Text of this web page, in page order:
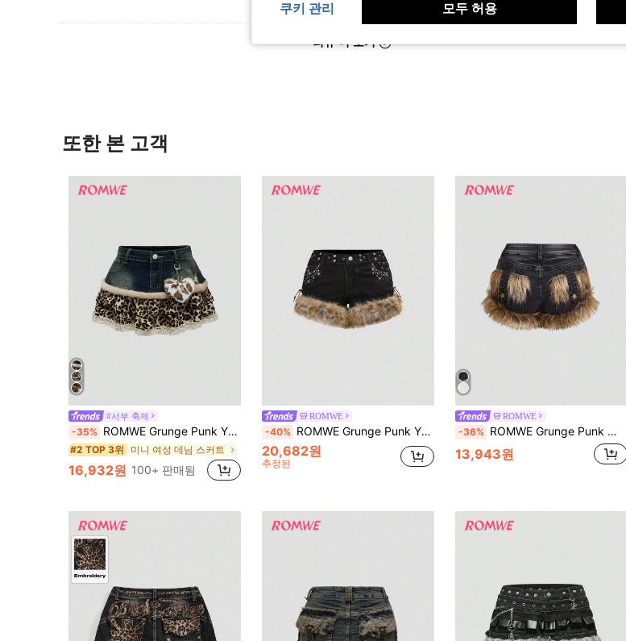
리뷰 더 보기
또한 본 고객
#서부 축제
-35% ROMWE Grunge Punk Y2K 겐조인(Gyaru) 배디 패치워크 표범 프린트 레이스 트림 미니 데님 스커트
#2 TOP 3위 미니 여성 데님 스커트
16,932원 100+ 판매됨
ROMWE
-40% ROMWE Grunge Punk Y2K 케이팝 배디 스컬 스터드 프린지 슈퍼 로우 라이즈 미니 슈퍼 로우 웨이스트 데님 반바지
20,682원
추정된
ROMWE
-36% ROMWE Grunge Punk 여성용 Kpop 갸루 패치워크 플러쉬 장식 로우 웨이스트 데님 반바지, 학교
13,943원
쿠키 관리 모두 허용